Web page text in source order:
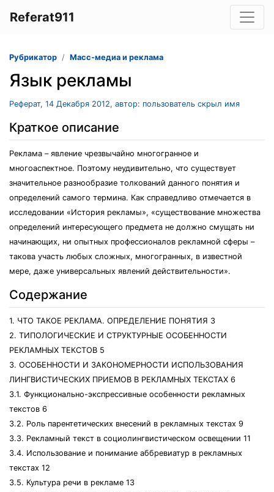
Referat911
Рубрикатор Масс-медиа и реклама
Язык рекламы
Реферат, 14 Декабря 2012, автор: пользователь скрыл имя
Краткое описание
Реклама – явление чрезвычайно многогранное и
многоаспектное. Поэтому неудивительно, что существует
значительное разнообразие толкований данного понятия и
определений самого термина. Как справедливо отмечается в
исследовании «История рекламы», «существование множества
определений интересующего предмета не должно смущать ни
начинающих, ни опытных профессионалов рекламной сферы –
такова участь любых сложных, многогранных, в известной
мере, даже универсальных явлений действительности».
Содержание
1. ЧТО ТАКОЕ РЕКЛАМА. ОПРЕДЕЛЕНИЕ ПОНЯТИЯ 3
2. ТИПОЛОГИЧЕСКИЕ И СТРУКТУРНЫЕ ОСОБЕННОСТИ
РЕКЛАМНЫХ ТЕКСТОВ 5
3. ОСОБЕННОСТИ И ЗАКОНОМЕРНОСТИ ИСПОЛЬЗОВАНИЯ
ЛИНГВИСТИЧЕСКИХ ПРИЕМОВ В РЕКЛАМНЫХ ТЕКСТАХ 6
3.1. Функционально-экспрессивные особенности рекламных
текстов 6
3.2. Роль парентетических внесений в рекламных текстах 9
3.3. Рекламный текст в социолингвистическом освещении 11
3.4. Использование и понимание аббревиатур в рекламных
текстах 12
3.5. Культура речи в рекламе 13